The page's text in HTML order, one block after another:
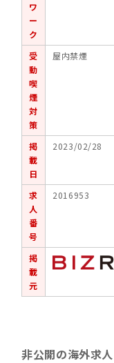
ワ
ー
ク
受
動
喫
煙
対
策
屋内禁煙
掲
載
日
2023/02/28
求
人
番
号
2016953
掲
載
元
非公開の海外求人